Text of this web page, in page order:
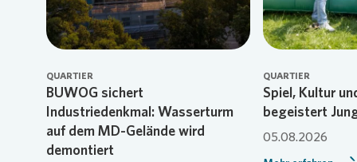
QUARTIER
BUWOG sichert
Industriedenkmal: Wasserturm
auf dem MD-Gelände wird
demontiert
QUARTIER
Spiel, Kultur
begeistert
05.08.2026